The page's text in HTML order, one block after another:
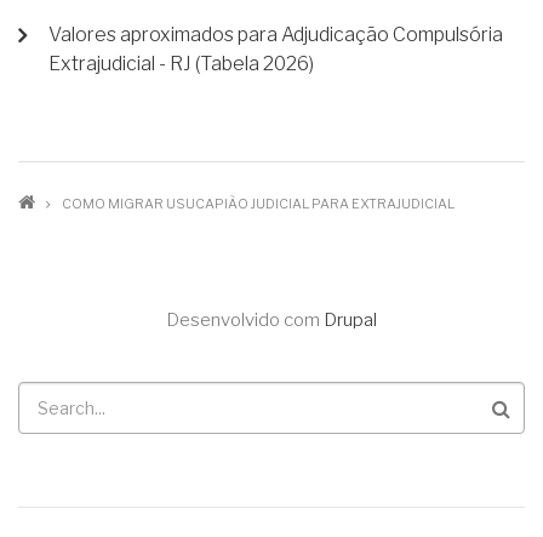
Valores aproximados para Adjudicação Compulsória
Extrajudicial - RJ (Tabela 2026)
TRILHA
NAVEGAÇÃO
COMO MIGRAR USUCAPIÃO JUDICIAL PARA EXTRAJUDICIAL
Desenvolvido com Drupal